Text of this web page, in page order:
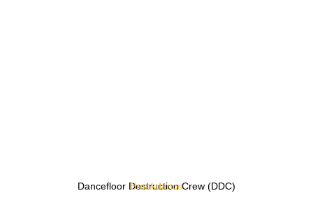
Dancefloor Destruction Crew (DDC)
Breakdance